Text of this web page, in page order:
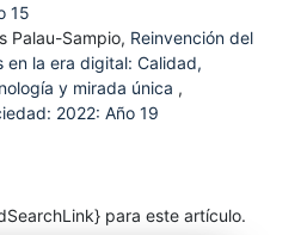
15
Palau-Sampio, Reinvención del
en la era digital: Calidad,
y mirada única ,
2022: Año 19
para este artículo.